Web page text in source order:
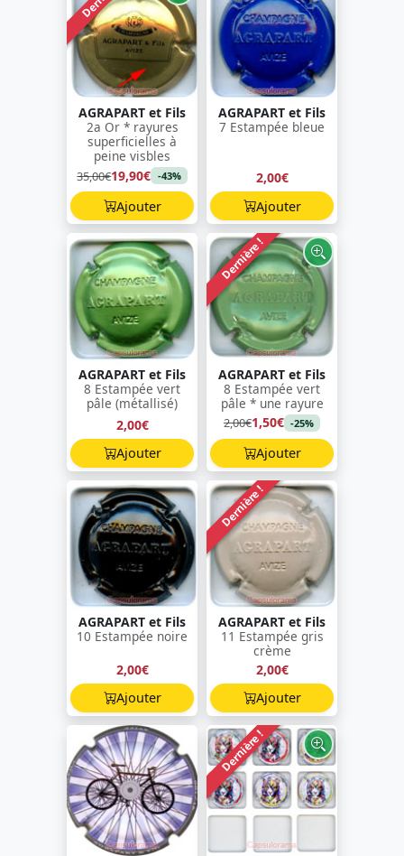
AGRAPART et Fils
2a Or * rayures
superficielles à
peine visbles
35,00€19,90€ -43%
Ajouter
AGRAPART et Fils
7 Estampée bleue
2,00€
Ajouter
AGRAPART et Fils
8 Estampée vert
pâle (métallisé)
2,00€
Ajouter
Dernière !
AGRAPART et Fils
8 Estampée vert
pâle * une rayure
2,00€1,50€ -25%
Ajouter
AGRAPART et Fils
10 Estampée noire
2,00€
Ajouter
Dernière !
AGRAPART et Fils
11 Estampée gris
crème
2,00€
Ajouter
Dernière !